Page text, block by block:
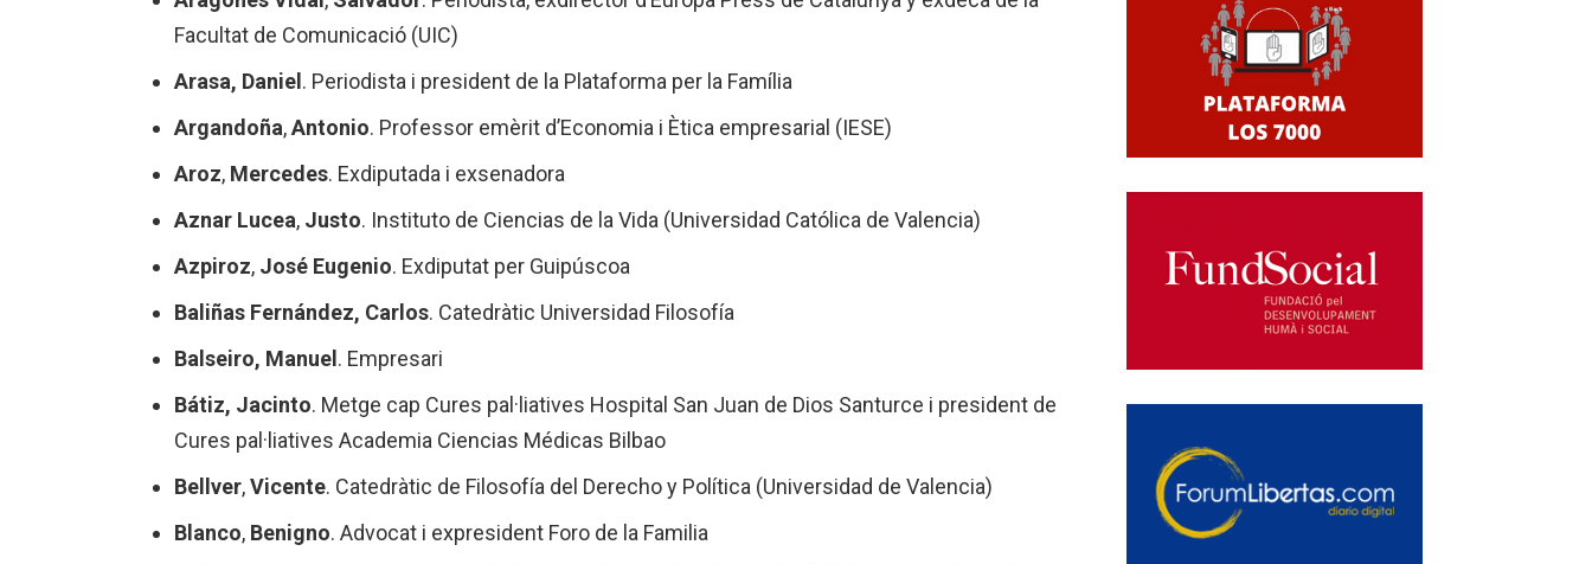
Facultat de Comunicació (UIC)
Arasa, Daniel. Periodista i president de la Plataforma per la Família
Argandoña,Antonio. Professor emèrit d’Economia i Ètica empresarial (IESE)
Aroz, Mercedes. Exdiputada i exsenadora
Aznar Lucea, Justo. Instituto de Ciencias de la Vida (Universidad Católica de Valencia)
Azpiroz, José Eugenio. Exdiputat per Guipúscoa
Baliñas Fernández, Carlos. Catedràtic Universidad Filosofía
Balseiro, Manuel. Empresari
Bátiz, Jacinto. Metge cap Cures pal·liatives Hospital San Juan de Dios Santurce i president de
Cures pal·liatives Academia Ciencias Médicas Bilbao
Bellver,Vicente. Catedràtic de Filosofía del Derecho y Política (Universidad de Valencia)
Blanco, Benigno. Advocat i expresident Foro de la Familia